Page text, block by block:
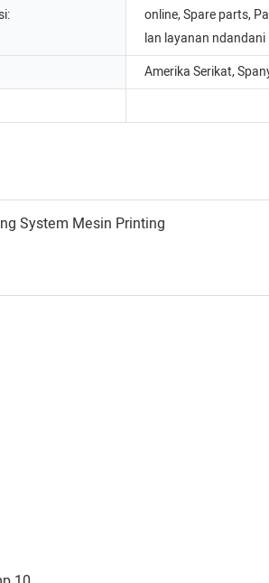
online, Spare parts,
lan layanan ndandani
Amerika Serikat,